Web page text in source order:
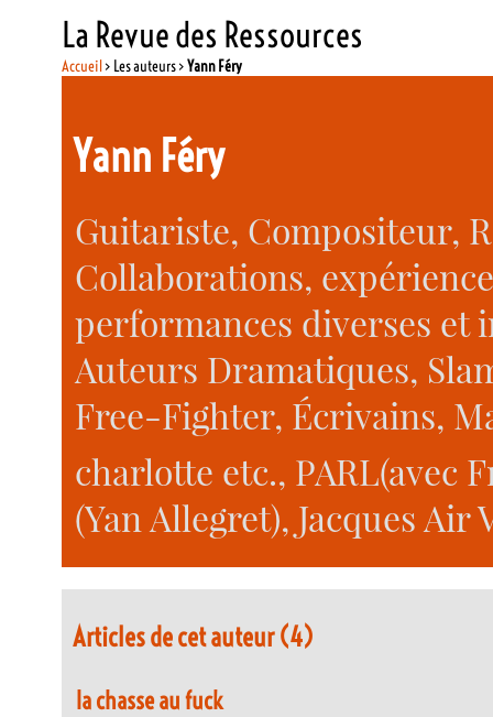
La Revue des Ressources
Accueil> Les auteurs >Yann Féry
Yann Féry
Guitariste, Compositeur,
Collaborations,
performances diverses et
Auteurs Dramatiques,
Free-Fighter, Écrivains,
charlotte etc., PARL(avec
(Yan Allegret), Jacques Air
Articles de cet auteur (4)
la chasse au fuck